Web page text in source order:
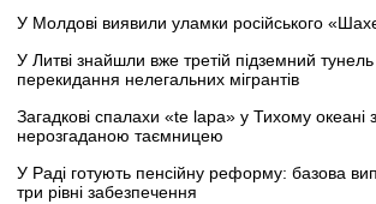
У Молдові виявили уламки російського
У Литві знайшли вже третій підземний тунель
перекидання нелегальних мігрантів
Загадкові спалахи «te lapa» у Тихому океані
нерозгаданою таємницею
У Раді готують пенсійну реформу: базова
три рівні забезпечення